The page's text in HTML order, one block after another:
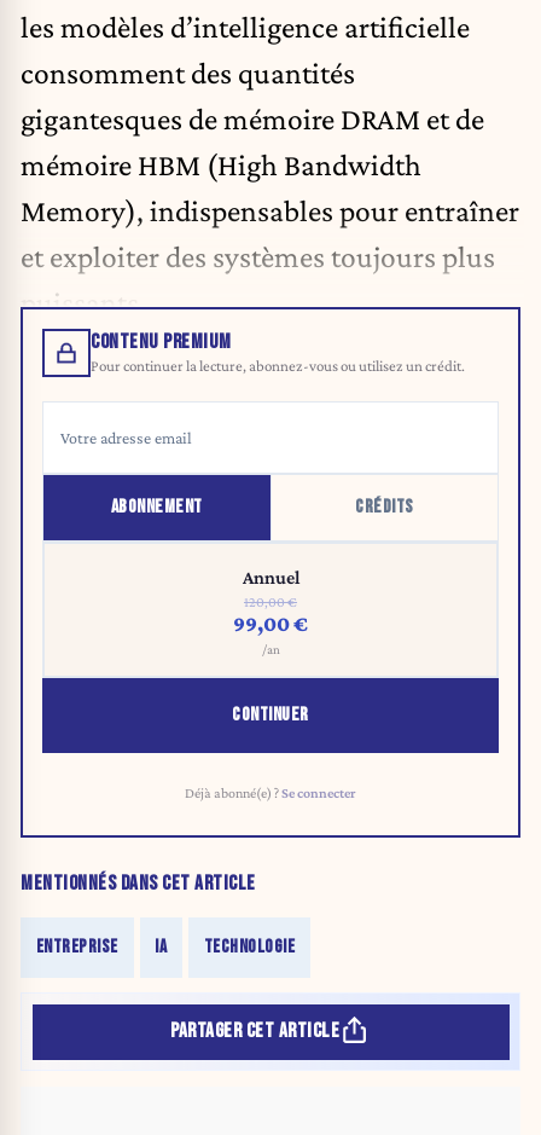
les modèles d’intelligence artificielle
consomment des quantités
gigantesques de mémoire DRAM et de
mémoire HBM (High Bandwidth
Memory), indispensables pour entraîner
et exploiter des systèmes toujours plus
puissants.
CONTENU PREMIUM
Pour continuer la lecture, abonnez-vous ou utilisez un crédit.
ABONNEMENT CRÉDITS
Annuel
120,00 €
99,00 €
/an
CONTINUER
Déjà abonné(e) ?Se connecter
MENTIONNÉS DANS CET ARTICLE
ENTREPRISE IA TECHNOLOGIE
PARTAGER CET ARTICLE